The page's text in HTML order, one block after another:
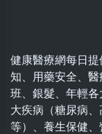
健康醫療網每日
知、用藥安全、
班、銀髮、年輕
大疾病（糖尿病
等）、養生保健